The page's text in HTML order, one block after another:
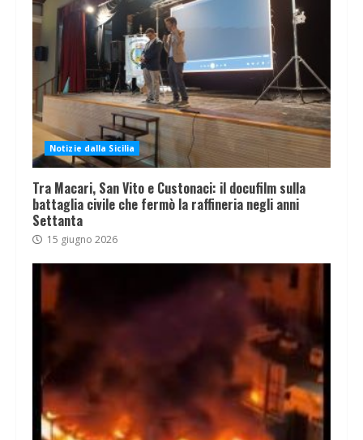
Notizie dalla Sicilia
Tra Macari, San Vito e Custonaci: il docufilm sulla
battaglia civile che fermò la raffineria negli anni
Settanta
15 giugno 2026